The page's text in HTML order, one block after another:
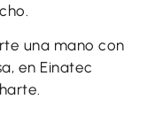
una mano con
en Einatec